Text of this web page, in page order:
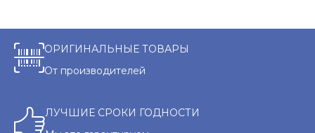
ОРИГИНАЛЬНЫЕ ТОВАРЫ
От производителей
ЛУЧШИЕ СРОКИ ГОДНОСТИ